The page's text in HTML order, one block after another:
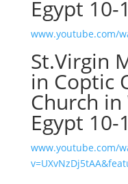
Egypt 10-
www.youtube.com/
St.Virgin
in Coptic
Church
Egypt 10-
www.youtube.com/